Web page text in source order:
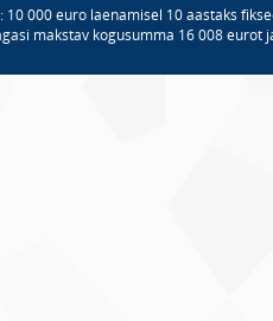
000 euro laenamisel 10 aastaks
makstav kogusumma 16 008